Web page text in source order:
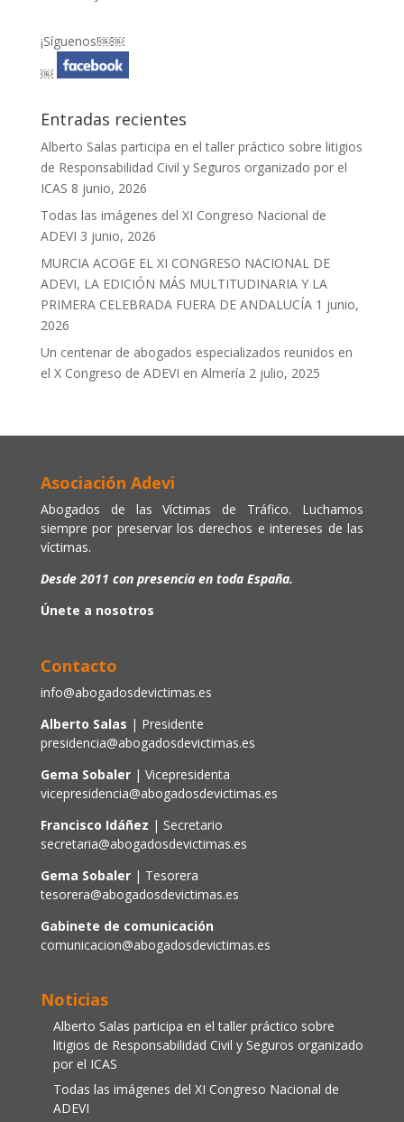
¡Síguenos!￼￼
￼
Entradas recientes
Alberto Salas participa en el taller práctico sobre litigios
de Responsabilidad Civil y Seguros organizado por el
ICAS 8 junio, 2026
Todas las imágenes del XI Congreso Nacional de
ADEVI 3 junio, 2026
MURCIA ACOGE EL XI CONGRESO NACIONAL DE
ADEVI, LA EDICIÓN MÁS MULTITUDINARIA Y LA
PRIMERA CELEBRADA FUERA DE ANDALUCÍA 1 junio,
2026
Un centenar de abogados especializados reunidos en
el X Congreso de ADEVI en Almería 2 julio, 2025
Asociación Adevi
Abogados de las Víctimas de Tráfico. Luchamos
siempre por preservar los derechos e intereses de las
víctimas.
Desde 2011 con presencia en toda España.
Únete a nosotros
Contacto
info@abogadosdevictimas.es
Alberto Salas | Presidente
presidencia@abogadosdevictimas.es
Gema Sobaler | Vicepresidenta
vicepresidencia@abogadosdevictimas.es
Francisco Idáñez | Secretario
secretaria@abogadosdevictimas.es
Gema Sobaler| Tesorera
tesorera@abogadosdevictimas.es
Gabinete de comunicación
comunicacion@abogadosdevictimas.es
Noticias
Alberto Salas participa en el taller práctico sobre
litigios de Responsabilidad Civil y Seguros organizado
por el ICAS
Todas las imágenes del XI Congreso Nacional de
ADEVI